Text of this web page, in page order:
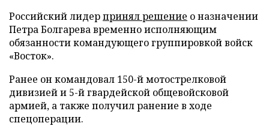
Российский лидерпринял решение о назначении
Петра Болгарева временно исполняющим
обязанности командующего группировкой войск
«Восток».
Ранее он командовал 150-й мотострелковой
дивизией и 5-й гвардейской общевойсковой
армией, а также получил ранение в ходе
спецоперации.